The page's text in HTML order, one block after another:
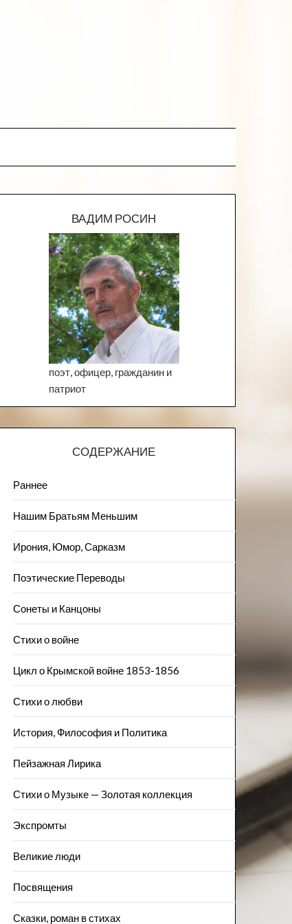
ВАДИМ РОСИН
поэт, офицер, гражданин и
патриот
СОДЕРЖАНИЕ
Раннее
Нашим Братьям Меньшим
Ирония, Юмор, Сарказм
Поэтические Переводы
Сонеты и Канцоны
Стихи о войне
Цикл о Крымской войне 1853-1856
Стихи о любви
История, Философия и Политика
Пейзажна​я Лирика
Стихи о Музыке — Золотая коллекция
Экспромты
Великие люди
Посвящения
Сказки, роман в стихах